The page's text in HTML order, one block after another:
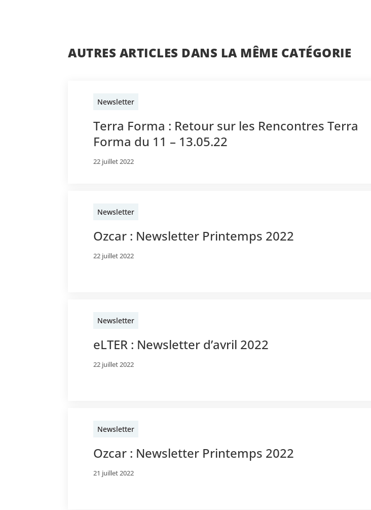
AUTRES ARTICLES DANS LA MÊME CATÉGORIE
Newsletter
Terra Forma : Retour sur les Rencontres Terra
Forma du 11 – 13.05.22
22 juillet 2022
Newsletter
Ozcar : Newsletter Printemps 2022
22 juillet 2022
Newsletter
eLTER : Newsletter d’avril 2022
22 juillet 2022
Newsletter
Ozcar : Newsletter Printemps 2022
21 juillet 2022